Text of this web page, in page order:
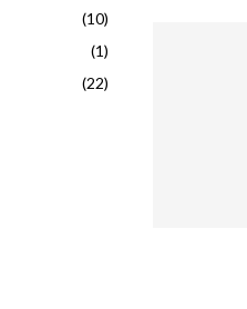
(10)
(1)
(22)